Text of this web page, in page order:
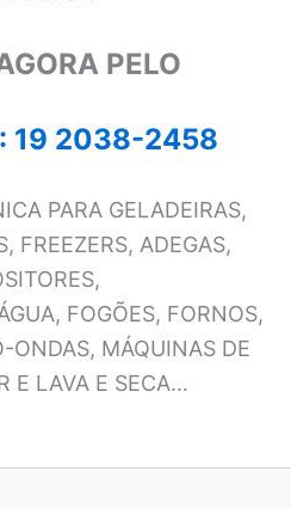
PELO
19 2038-2458
PARA GELADEIRAS,
FREEZERS, ADEGAS,
FOGÕES, FORNOS,
ONDAS, MÁQUINAS DE
E LAVA E SECA…